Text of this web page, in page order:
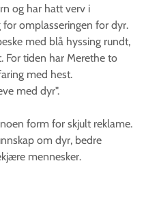
og har hatt verv i
omplasseringen for dyr.
med blå hyssing rundt,
For tiden har Merethe to
med hest.
med dyr".
form for skjult reklame.
om dyr, bedre
mennesker.